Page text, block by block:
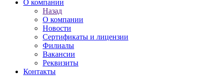
О компании
Назад
О компании
Новости
Сертификаты и лицензии
Филиалы
Вакансии
Реквизиты
Контакты